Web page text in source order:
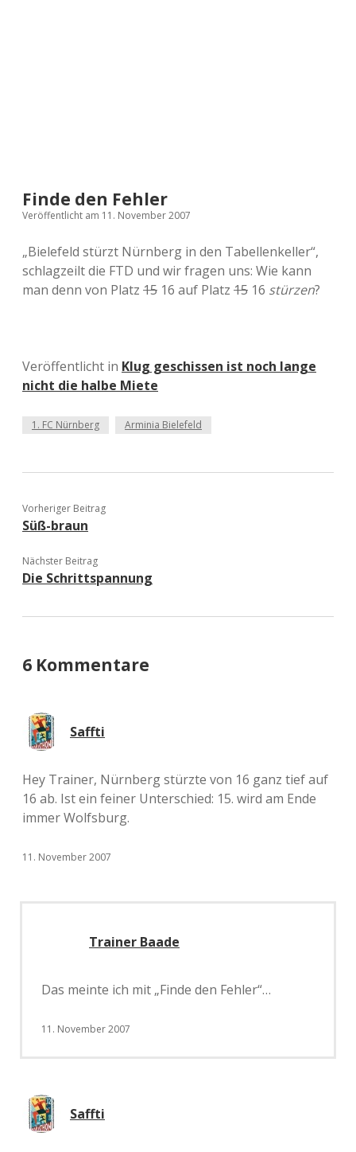
Finde den Fehler
Veröffentlicht am 11. November 2007
„Bielefeld stürzt Nürnberg in den Tabellenkeller“,
schlagzeilt die FTD und wir fragen uns: Wie kann
man denn von Platz 15 16 auf Platz 15 16 stürzen?
Veröffentlicht in Klug geschissen ist noch lange
nicht die halbe Miete
1. FC Nürnberg Arminia Bielefeld
Vorheriger Beitrag
Süß-braun
Nächster Beitrag
Die Schrittspannung
6 Kommentare
Saffti
Hey Trainer, Nürnberg stürzte von 16 ganz tief auf
16 ab. Ist ein feiner Unterschied: 15. wird am Ende
immer Wolfsburg.
11. November 2007
Trainer Baade
Das meinte ich mit „Finde den Fehler“…
11. November 2007
Saffti